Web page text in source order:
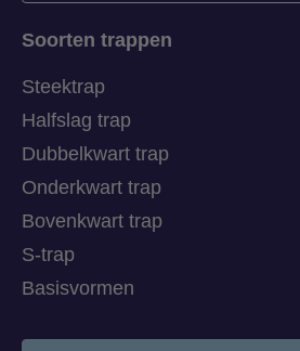
Soorten trappen
Steektrap
Halfslag trap
Dubbelkwart trap
Onderkwart trap
Bovenkwart trap
S-trap
Basisvormen